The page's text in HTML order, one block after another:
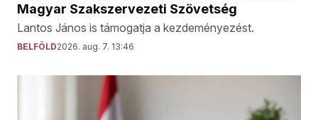
Magyar Szakszervezeti Szövetség
Lantos János is támogatja a kezdeményezést.
BELFÖLD2026. aug. 7. 13:46